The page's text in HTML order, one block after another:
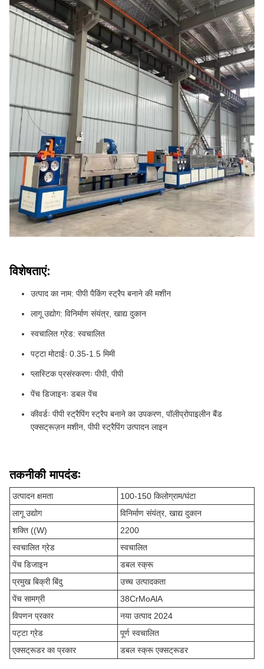
विशेषताएं:
उत्पाद का नाम: पीपी पैकिंग स्ट्रैप बनाने की मशीन
लागू उद्योग: विनिर्माण संयंत्र, खाद्य दुकान
स्वचालित ग्रेड: स्वचालित
पट्टा मोटाईः 0.35-1.5 मिमी
प्लास्टिक प्रसंस्करणः पीपी, पीपी
पेंच डिजाइनः डबल पेंच
कीवर्डः पीपी स्ट्रैपिंग स्ट्रैप बनाने का उपकरण, पॉलीप्रोपाइलीन बैंड
एक्सट्रूज़न मशीन, पीपी स्ट्रैपिंग उत्पादन लाइन
तकनीकी मापदंडः
उत्पादन क्षमता
100-150 किलोग्राम/घंटा
लागू उद्योग
विनिर्माण संयंत्र, खाद्य दुकान
शक्ति ((W)
2200
स्वचालित ग्रेड
स्वचालित
पेंच डिजाइन
डबल स्क्रू
प्रमुख बिक्री बिंदु
उच्च उत्पादकता
पेंच सामग्री
38CrMoAlA
विपणन प्रकार
नया उत्पाद 2024
पट्टा ग्रेड
पूर्ण स्वचालित
एक्सट्रूडर का प्रकार
डबल स्क्रू एक्सट्रूडर